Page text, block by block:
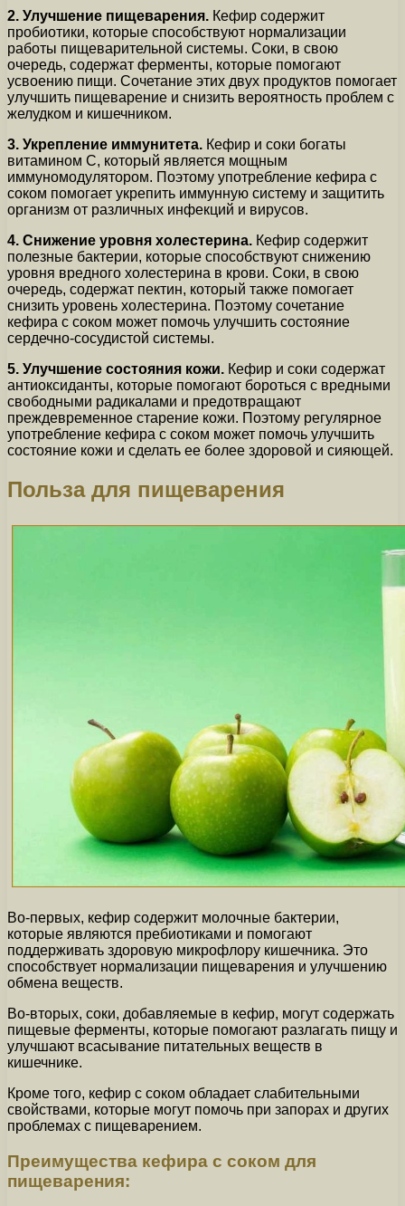
2. Улучшение пищеварения. Кефир содержит
пробиотики, которые способствуют нормализации
работы пищеварительной системы. Соки, в свою
очередь, содержат ферменты, которые помогают
усвоению пищи. Сочетание этих двух продуктов помогает
улучшить пищеварение и снизить вероятность проблем с
желудком и кишечником.
3. Укрепление иммунитета. Кефир и соки богаты
витамином С, который является мощным
иммуномодулятором. Поэтому употребление кефира с
соком помогает укрепить иммунную систему и защитить
организм от различных инфекций и вирусов.
4. Снижение уровня холестерина. Кефир содержит
полезные бактерии, которые способствуют снижению
уровня вредного холестерина в крови. Соки, в свою
очередь, содержат пектин, который также помогает
снизить уровень холестерина. Поэтому сочетание
кефира с соком может помочь улучшить состояние
сердечно-сосудистой системы.
5. Улучшение состояния кожи. Кефир и соки содержат
антиоксиданты, которые помогают бороться с вредными
свободными радикалами и предотвращают
преждевременное старение кожи. Поэтому регулярное
употребление кефира с соком может помочь улучшить
состояние кожи и сделать ее более здоровой и сияющей.
Польза для пищеварения
Во-первых, кефир содержит молочные бактерии,
которые являются пребиотиками и помогают
поддерживать здоровую микрофлору кишечника. Это
способствует нормализации пищеварения и улучшению
обмена веществ.
Во-вторых, соки, добавляемые в кефир, могут содержать
пищевые ферменты, которые помогают разлагать пищу и
улучшают всасывание питательных веществ в
кишечнике.
Кроме того, кефир с соком обладает слабительными
свойствами, которые могут помочь при запорах и других
проблемах с пищеварением.
Преимущества кефира с соком для
пищеварения: